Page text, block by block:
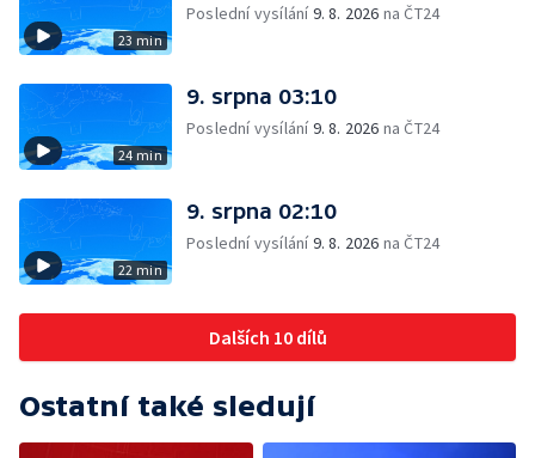
23 min
Poslední vysílání9. 8. 2026 na ČT24
24 min
9. srpna 03:10
Poslední vysílání9. 8. 2026 na ČT24
22 min
9. srpna 02:10
Poslední vysílání9. 8. 2026 na ČT24
Dalších 10 dílů
Ostatní také sledují